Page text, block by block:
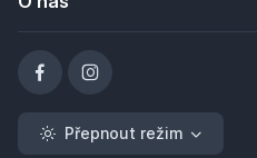
Přepnout režim